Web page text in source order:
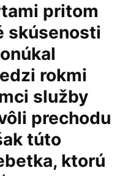
pritom
skúsenosti
rokmi
služby
prechodu
túto
ktorú